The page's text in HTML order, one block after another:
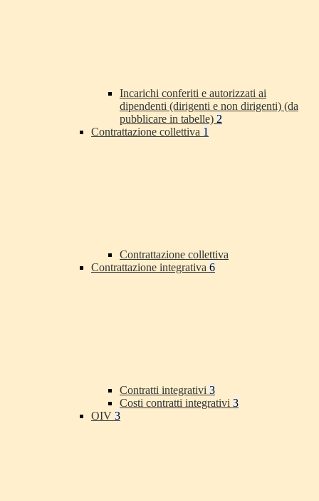
Incarichi conferiti e autorizzati ai
dipendenti (dirigenti e non dirigenti) (da
pubblicare in tabelle) 2
Contrattazione collettiva 1
Contrattazione collettiva
Contrattazione integrativa 6
Contratti integrativi 3
Costi contratti integrativi 3
OIV 3